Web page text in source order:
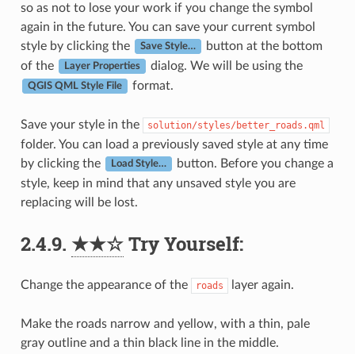
so as not to lose your work if you change the symbol
again in the future. You can save your current symbol
style by clicking the
Save Style…
button at the bottom
of the
Layer Properties dialog. We will be using the
QGIS QML Style File format.
Save your style in the solution/styles/better_roads.qml
folder. You can load a previously saved style at any time
by clicking the
Load Style…
button. Before you change a
style, keep in mind that any unsaved style you are
replacing will be lost.
2.4.9. ★★☆Try Yourself:
Change the appearance of the roads layer again.
Make the roads narrow and yellow, with a thin, pale
gray outline and a thin black line in the middle.